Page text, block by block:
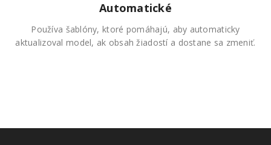
Automatické
Používa šablóny, ktoré pomáhajú, aby automaticky
aktualizoval model, ak obsah žiadostí a dostane sa zmeniť.